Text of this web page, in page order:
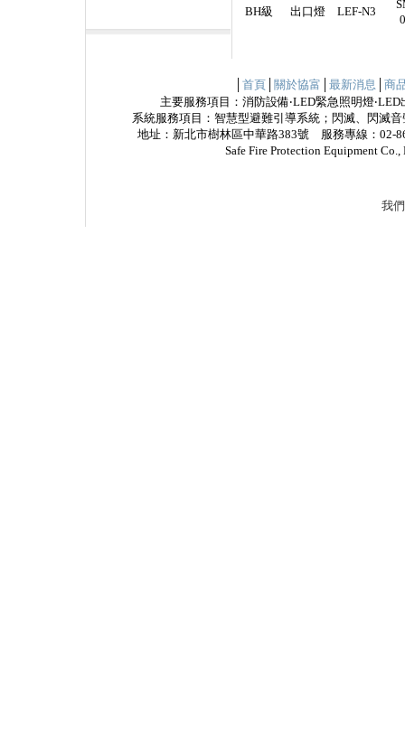
BH級 出口燈 LEF-N3
首頁│ 關於協富 最新消息
商
主要服務項目：消防設備‧LED緊急照明燈
系統服務項目：智慧型避難引導系統；閃滅、閃滅
地址：新北市樹林區中華路383號 服務專線：
Safe Fire Protection Equipment
我